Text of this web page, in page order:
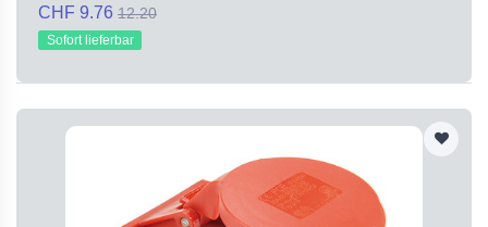
CHF 9.76 12.20
Sofort lieferbar